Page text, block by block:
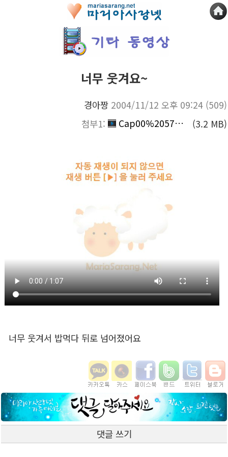
너무 웃겨요~
경아짱 2004/11/12 오후 09:24 (509)
첨부1:
Cap00%2057%20-%202071.mp4 (3.2 MB)
너무 웃겨서 밥먹다 뒤로 넘어졌어요
댓글 쓰기